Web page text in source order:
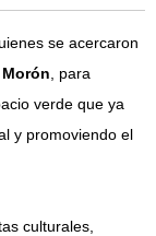
se acercaron
Morón , para
verde que ya
y promoviendo el
culturales,